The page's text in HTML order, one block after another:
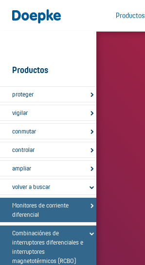
Productos
Productos
proteger
vigilar
conmutar
controlar
ampliar
volver a buscar
Monitores de corriente
diferencial
Combinaciónes de
interruptores diferenciales e
interruptores
magnetotérmicos (RCBO)